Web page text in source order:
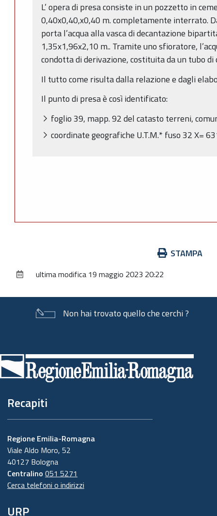
L’ opera di presa consiste in un pozzetto in
0,40x0,40,x0,40 m. completamente interrato.
porta l’acqua alla vasca di decantazione
1,35x1,96x2,10 m.. Tramite uno sfioratore,
condotta di derivazione, costituita da un tubo di
Il tutto come risulta dalla relazione e dagli
Il punto di presa è così identificato:
foglio 39, mapp. 92 del catasto terreni,
coordinate geografiche U.T.M.* fuso 32 X=
documento
STAMPA
ultima modifica 19 maggio 2023 20:22
Non hai trovato quello che cerchi ?
di
pagina
Recapiti
Regione Emilia-Romagna
Viale Aldo Moro, 52
40127 Bologna
Centralino 051 5271
Cerca telefoni o indirizzi
URP